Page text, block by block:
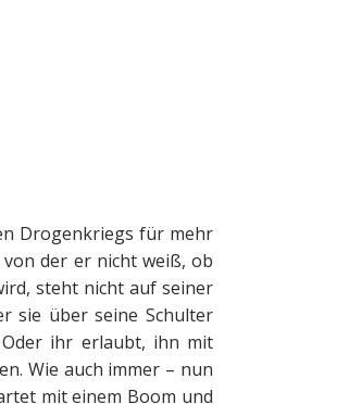
Drogenkriegs für mehr
der er nicht weiß, ob
steht nicht auf seiner
sie über seine Schulter
ihr erlaubt, ihn mit
Wie auch immer – nun
mit einem Boom und